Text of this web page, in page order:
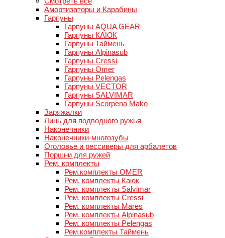
Амортизаторы и Карабины
Гарпуны
Гарпуны AQUA GEAR
Гарпуны КАЮК
Гарпуны Таймень
Гарпуны Alpinasub
Гарпуны Cressi
Гарпуны Omer
Гарпуны Pelengas
Гарпуны VECTOR
Гарпуны SALVIMAR
Гарпуны Scorpena Mako
Заряжалки
Линь для подводного ружья
Наконечники
Наконечники-многозубы
Оголовье и рессиверы для арбалетов
Поршни для ружей
Рем. комплекты
Рем.комплекты OMER
Рем. комплекты Каюк
Рем. комплекты Salvimar
Рем. комплекты Cressi
Рем. комплекты Mares
Рем. комплекты Alpinasub
Рем. комплекты Pelengas
Рем.комплекты Таймень